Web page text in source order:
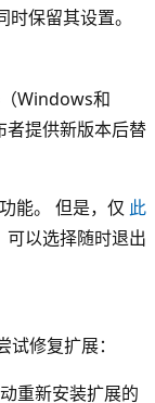
保留其设置。
Windows和
者提供新版本后替
能。 但是，仅 此
可以选择随时退出
修复扩展：
重新安装扩展的